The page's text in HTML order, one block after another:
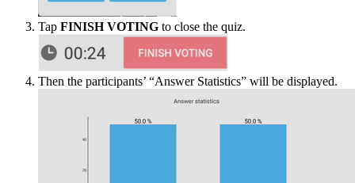
Tap FINISH VOTING to close the quiz.
Then the participants’ “Answer Statistics” will be displayed.